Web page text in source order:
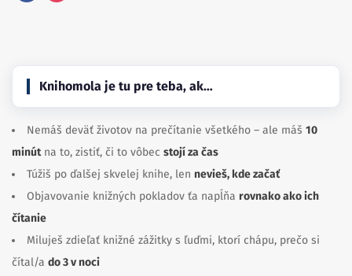
Knihomola je tu pre teba, ak…
Nemáš deväť životov na prečítanie všetkého – ale máš 10
minútna to, zistiť, či to vôbec stojí za čas
Túžiš po ďalšej skvelej knihe, len nevieš, kde začať
Objavovanie knižných pokladov ťa napĺňa rovnako ako ich
čítanie
Miluješ zdieľať knižné zážitky s ľuďmi, ktorí chápu, prečo si
čítal/a do 3 v noci